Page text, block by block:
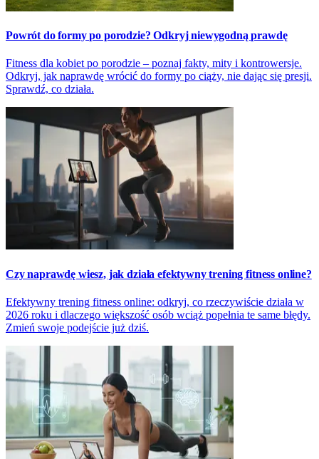
Powrót do formy po porodzie? Odkryj niewygodną prawdę
Fitness dla kobiet po porodzie – poznaj fakty, mity i kontrowersje.
Odkryj, jak naprawdę wrócić do formy po ciąży, nie dając się presji.
Sprawdź, co działa.
Czy naprawdę wiesz, jak działa efektywny trening fitness online?
Efektywny trening fitness online: odkryj, co rzeczywiście działa w
2026 roku i dlaczego większość osób wciąż popełnia te same błędy.
Zmień swoje podejście już dziś.